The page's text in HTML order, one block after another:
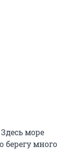
море
берегу много